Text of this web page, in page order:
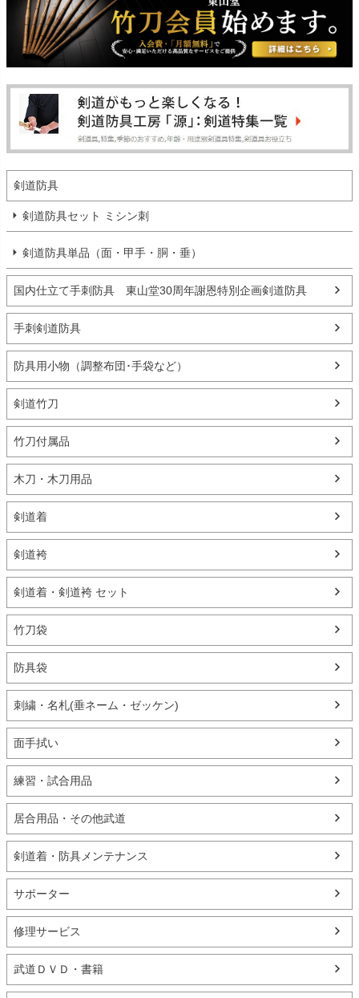
剣道防具
剣道防具セット ミシン刺
剣道防具単品（面・甲手・胴・垂）
国内仕立て手刺防具 東山堂30周年謝恩特別企画剣道防具
手刺剣道防具
防具用小物（調整布団･手袋など）
剣道竹刀
竹刀付属品
木刀・木刀用品
剣道着
剣道袴
剣道着・剣道袴 セット
竹刀袋
防具袋
刺繍・名札(垂ネーム・ゼッケン)
面手拭い
練習・試合用品
居合用品・その他武道
剣道着・防具メンテナンス
サポーター
修理サービス
武道ＤＶＤ・書籍